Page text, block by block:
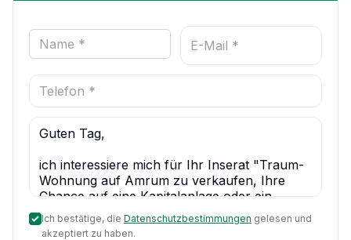
Ich bestätige, die Datenschutzbestimmungen gelesen und
akzeptiert zu haben.